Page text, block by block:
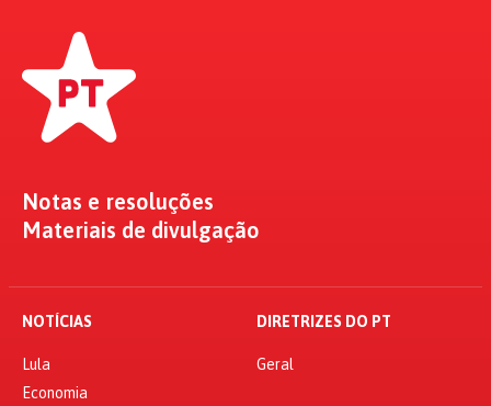
Notas e resoluções
Materiais de divulgação
NOTÍCIAS
Lula
Economia
DIRETRIZES DO PT
Geral